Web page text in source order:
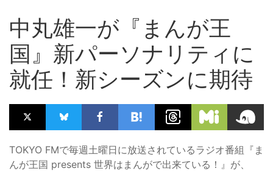
中丸雄一が『まんが王
国』新パーソナリティに
就任！新シーズンに期待
TOKYO FMで毎週土曜日に放送されているラジオ番組『ま
んが王国 presents 世界はまんがで出来ている！』が、